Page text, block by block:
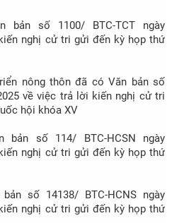
bản số 1100/ BTC-TCT ngày
nghị cử tri gửi đến kỳ họp thứ
nông thôn đã có Văn bản số
về việc trả lời kiến nghị cử tri
hội khóa XV
số 114/ BTC-HCSN ngày
nghị cử tri gửi đến kỳ họp thứ
số 14138/ BTC-HCNS ngày
nghị cử tri gửi đến kỳ họp thứ